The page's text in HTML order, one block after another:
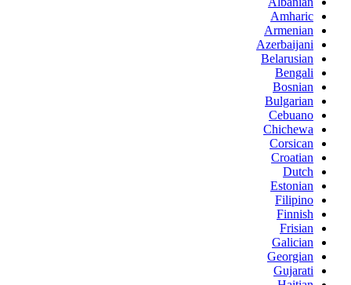
Amharic
Armenian
Azerbaijani
Belarusian
Bengali
Bosnian
Bulgarian
Cebuano
Chichewa
Corsican
Croatian
Dutch
Estonian
Filipino
Finnish
Frisian
Galician
Georgian
Gujarati